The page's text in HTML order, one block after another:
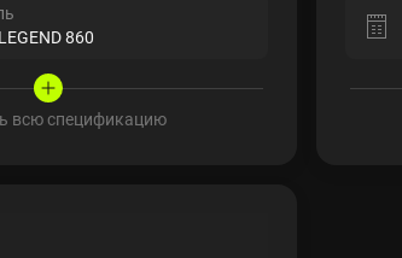
860
всю спецификацию